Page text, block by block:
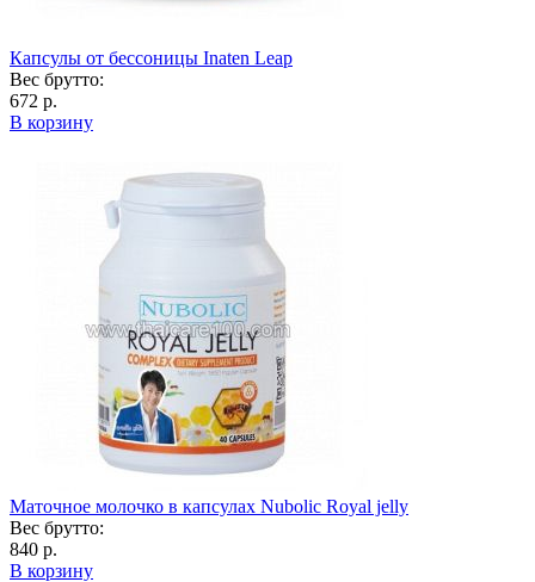
Капсулы от бессоницы Inaten Leap
Вес брутто:
672 р.
В корзину
Маточное молочко в капсулах Nubolic Royal jelly
Вес брутто:
840 р.
В корзину